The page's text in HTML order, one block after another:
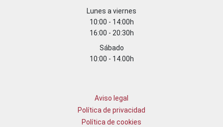
Lunes a viernes
10:00 - 14:00h
16:00 - 20:30h
Sábado
10:00 - 14.00h
Aviso legal
Política de privacidad
Política de cookies